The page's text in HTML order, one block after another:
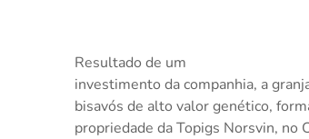
Resultado de um
investimento da companhia, a
bisavós de alto valor genético,
propriedade da Topigs Norsvin, no